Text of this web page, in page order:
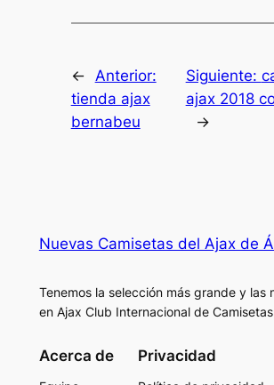
← Anterior:
tienda ajax
bernabeu
Siguiente:
ajax 2018
→
Nuevas Camisetas del Ajax de
Tenemos la selección más grande y las
en Ajax Club Internacional de
Acerca de Privacidad